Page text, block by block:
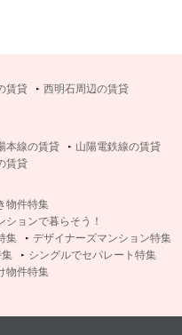
賃貸
西明石周辺の賃貸
本線の賃貸
山陽電鉄線の賃貸
賃貸
物件特集
ションで暮らそう！
集
デザイナーズマンション特集
シングルでセパレート特集
物件特集